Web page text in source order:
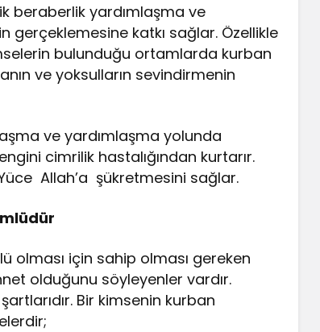
beraberlik yardımlaşma ve
gerçeklemesine katkı sağlar. Özellikle
bulunduğu ortamlarda kurban
ve yoksulların sevindirmenin
ve yardımlaşma yolunda
cimrilik hastalığından kurtarır.
Allah’a şükretmesini sağlar.
olması için sahip olması gereken
olduğunu söyleyenler vardır.
Bir kimsenin kurban